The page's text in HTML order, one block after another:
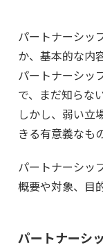
パートナーシッ
か、基本的な内
パートナーシッ
で、まだ知らな
しかし、弱い立
きる有意義なも
パートナーシッ
概要や対象、目
パートナーシ